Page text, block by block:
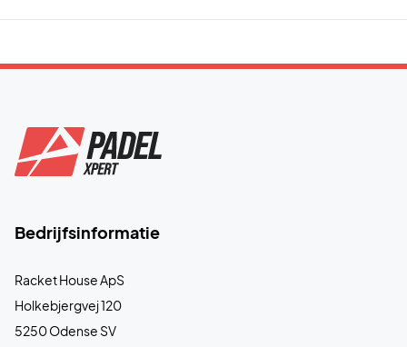
Bedrijfsinformatie
Racket House ApS
Holkebjergvej 120
5250 Odense SV